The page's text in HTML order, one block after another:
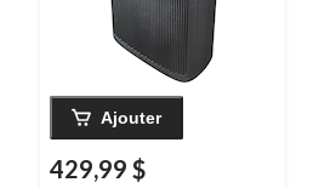
Ajouter
429,99 $